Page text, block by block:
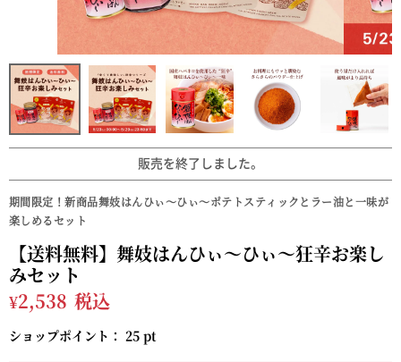
販売を終了しました。
期間限定！新商品舞妓はんひぃ～ひぃ～ポテトスティックとラー油と一味が
楽しめるセット
【送料無料】舞妓はんひぃ～ひぃ～狂辛お楽し
みセット
¥2,538 税込
ショップポイント： 25 pt